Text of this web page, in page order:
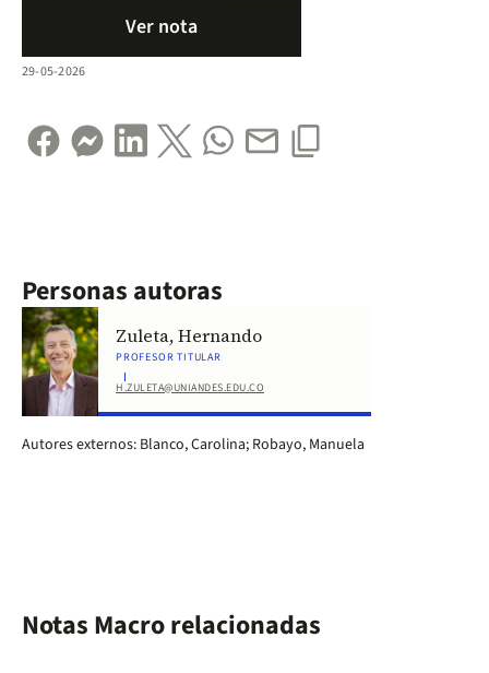
Ver nota
29-05-2026
Personas autoras
Zuleta, Hernando
PROFESOR TITULAR
H.ZULETA@UNIANDES.EDU.CO
Autores externos: Blanco, Carolina; Robayo, Manuela
Notas Macro relacionadas